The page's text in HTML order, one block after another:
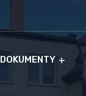
DOKUMENTY